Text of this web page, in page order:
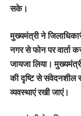
सके।
मुख्यमंत्री ने
नगर से फोन पर वार्ता
जायजा लिया।
की दृष्टि से संवेदनशील
व्यवस्थाएं रखी जाएं।